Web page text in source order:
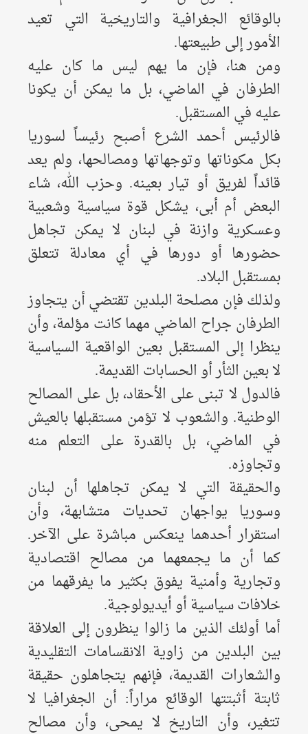
بالوقائع الجغرافية والتاريخية التي تعيد
الأمور إلى طبيعتها.
ومن هنا، فإن ما يهم ليس ما كان عليه
الطرفان في الماضي، بل ما يمكن أن يكونا
عليه في المستقبل.
فالرئيس أحمد الشرع أصبح رئيساً لسوريا
بكل مكوناتها وتوجهاتها ومصالحها، ولم يعد
قائداً لفريق أو تيار بعينه. وحزب الله، شاء
البعض أم أبى، يشكل قوة سياسية وشعبية
وعسكرية وازنة في لبنان لا يمكن تجاهل
حضورها أو دورها في أي معادلة تتعلق
بمستقبل البلاد.
ولذلك فإن مصلحة البلدين تقتضي أن يتجاوز
الطرفان جراح الماضي مهما كانت مؤلمة، وأن
ينظرا إلى المستقبل بعين الواقعية السياسية
لا بعين الثأر أو الحسابات القديمة.
فالدول لا تبنى على الأحقاد، بل على المصالح
الوطنية. والشعوب لا تؤمن مستقبلها بالعيش
في الماضي، بل بالقدرة على التعلم منه
وتجاوزه.
والحقيقة التي لا يمكن تجاهلها أن لبنان
وسوريا يواجهان تحديات متشابهة، وأن
استقرار أحدهما ينعكس مباشرة على الآخر.
كما أن ما يجمعهما من مصالح اقتصادية
وتجارية وأمنية يفوق بكثير ما يفرقهما من
خلافات سياسية أو أيديولوجية.
أما أولئك الذين ما زالوا ينظرون إلى العلاقة
بين البلدين من زاوية الانقسامات التقليدية
والشعارات القديمة، فإنهم يتجاهلون حقيقة
ثابتة أثبتتها الوقائع مراراً: أن الجغرافيا لا
تتغير، وأن التاريخ لا يمحى، وأن مصالح